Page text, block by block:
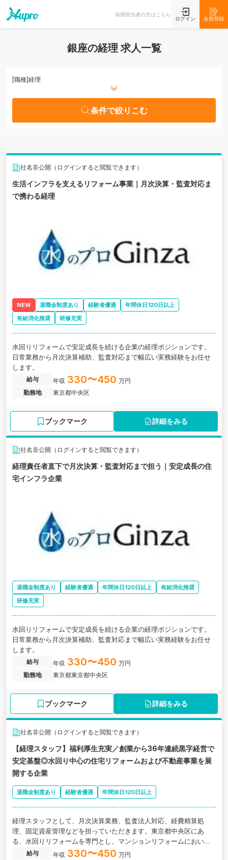
採用担当者の方はこちら
ログイン 会員登録
銀座の経理 求人一覧
[職種]経理
条件で絞りこむ
社名非公開（ログインすると閲覧できます）
生活インフラを支えるリフォーム事業｜月次決算・監査対応ま
で携わる経理
NEW 退職金制度あり 経験者優遇
年間休日120日以上
有給消化推奨
研修充実
水回りリフォームで安定成長を続ける企業の経理ポジションです。
日常業務から月次決算補助、監査対応まで幅広い実務経験をお任せ
します。
給与 年収 330〜450 万円
勤務地
東京都中央区
ブックマーク 詳細をみる
社名非公開（ログインすると閲覧できます）
経理責任者直下で月次決算・監査対応まで担う｜安定成長の住
宅インフラ企業
退職金制度あり 経験者優遇 年間休日120日以上
有給消化推奨
研修充実
水回りリフォームで安定成長を続ける企業の経理ポジションです。
日常業務から月次決算補助、監査対応まで幅広い実務経験をお任せ
します。
給与 年収 330〜450 万円
勤務地
東京都東京都中央区
ブックマーク 詳細をみる
社名非公開（ログインすると閲覧できます）
【経理スタッフ】福利厚生充実／創業から36年連続黒字経営で
安定基盤◎水回り中心の住宅リフォームおよび不動産事業を展
開する企業
退職金制度あり 経験者優遇 年間休日120日以上
経理スタッフとして、月次決算業務、監査法人対応、経費精算処
理、固定資産管理などを担っていただきます。東京都中央区にあ
る、水回りリフォームを専門とし、マンションリフォームにおいて
オリコン顧客満足度全国1位に選ばれるなど高い顧客満足度を誇る企
給与 年収 330〜450 万円